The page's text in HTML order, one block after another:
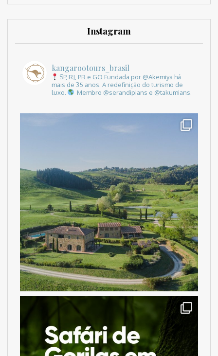
Instagram
kangarootours_brasil
SP, RJ, PR e GO Fundada por @Akemiya há
mais de 35 anos. A redefinição do turismo de
luxo.
Membro @serandipians e @takumians.